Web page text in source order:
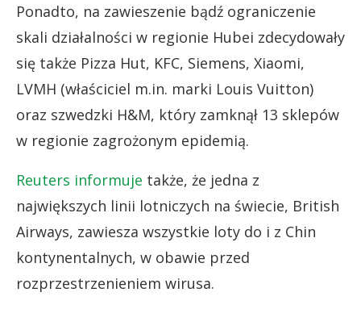
Ponadto, na zawieszenie bądź ograniczenie
skali działalności w regionie Hubei zdecydowały
się także Pizza Hut, KFC, Siemens, Xiaomi,
LVMH (właściciel m.in. marki Louis Vuitton)
oraz szwedzki H&M, który zamknął 13 sklepów
w regionie zagrożonym epidemią.
Reuters informuje także, że jedna z
największych linii lotniczych na świecie, British
Airways, zawiesza wszystkie loty do i z Chin
kontynentalnych, w obawie przed
rozprzestrzenieniem wirusa.